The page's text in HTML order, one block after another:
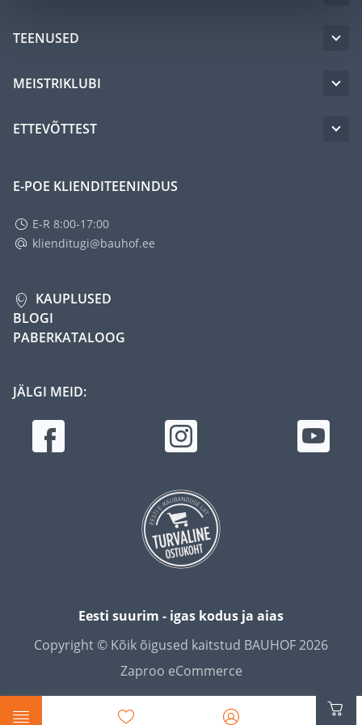
TEENUSED
MEISTRIKLUBI
ETTEVÕTTEST
E-POE KLIENDITEENINDUS
E-R 8:00-17:00
klienditugi@bauhof.ee
KAUPLUSED
BLOGI
PABERKATALOOG
JÄLGI MEID:
Eesti suurim - igas kodus ja aias
Copyright © Kõik õigused kaitstud BAUHOF 2026
Zaproo eCommerce